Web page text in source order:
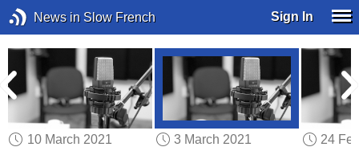
News in Slow French Sign In
10 March 2021
3 March 2021
24